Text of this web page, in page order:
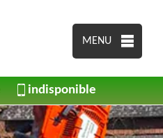
MENU
indisponible